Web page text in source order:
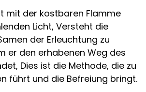
mit der kostbaren Flamme
Licht, Versteht die
der Erleuchtung zu
er den erhabenen Weg des
Dies ist die Methode, die zu
führt und die Befreiung bringt.